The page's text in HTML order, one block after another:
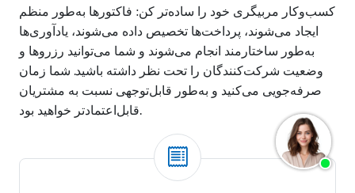
کسب‌وکار مربیگری خود را ساده‌تر کن: فاکتورها به‌طور منظم
ایجاد می‌شوند، پرداخت‌ها تخصیص داده می‌شوند، یادآوری‌ها
به‌طور ساختارمند انجام می‌شوند و شما می‌توانید رزروها و
وضعیت شرکت‌کنندگان را تحت نظر داشته باشید. شما زمان
صرفه‌جویی می‌کنید و به‌طور قابل‌توجهی نسبت به مشتریان
قابل‌اعتمادتر خواهید بود.